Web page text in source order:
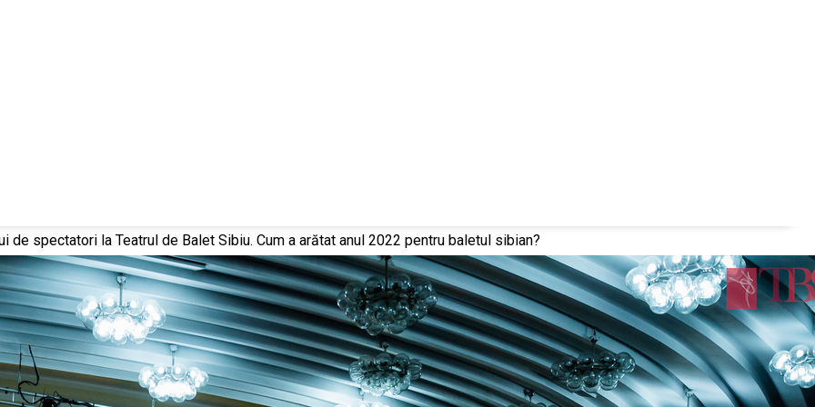
de spectatori la Teatrul de Balet Sibiu. Cum a arătat anul 2022 pentru baletul sibian?